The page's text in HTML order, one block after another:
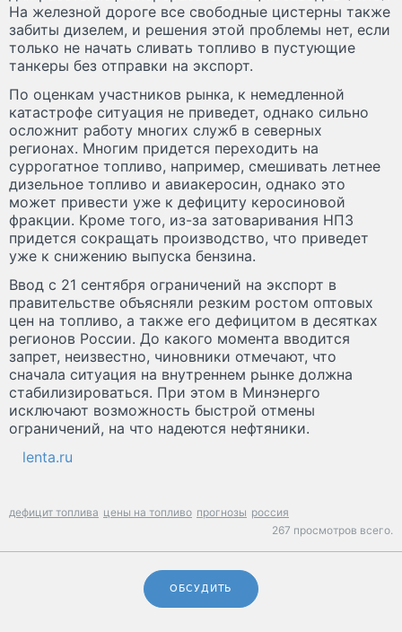
На железной дороге все свободные цистерны также
забиты дизелем, и решения этой проблемы нет, если
только не начать сливать топливо в пустующие
танкеры без отправки на экспорт.
По оценкам участников рынка, к немедленной
катастрофе ситуация не приведет, однако сильно
осложнит работу многих служб в северных
регионах. Многим придется переходить на
суррогатное топливо, например, смешивать летнее
дизельное топливо и авиакеросин, однако это
может привести уже к дефициту керосиновой
фракции. Кроме того, из-за затоваривания НПЗ
придется сокращать производство, что приведет
уже к снижению выпуска бензина.
Ввод с 21 сентября ограничений на экспорт в
правительстве объясняли резким ростом оптовых
цен на топливо, а также его дефицитом в десятках
регионов России. До какого момента вводится
запрет, неизвестно, чиновники отмечают, что
сначала ситуация на внутреннем рынке должна
стабилизироваться. При этом в Минэнерго
исключают возможность быстрой отмены
ограничений, на что надеются нефтяники.
lenta.ru
дефицит топлива цены на топливо прогнозы россия
267 просмотров всего.
ОБСУДИТЬ